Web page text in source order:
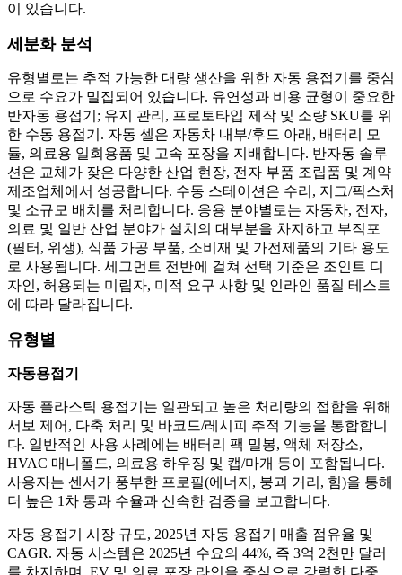
이 있습니다.
세분화 분석
유형별로는 추적 가능한 대량 생산을 위한 자동 용접기를 중심
으로 수요가 밀집되어 있습니다. 유연성과 비용 균형이 중요한
반자동 용접기; 유지 관리, 프로토타입 제작 및 소량 SKU를 위
한 수동 용접기. 자동 셀은 자동차 내부/후드 아래, 배터리 모
듈, 의료용 일회용품 및 고속 포장을 지배합니다. 반자동 솔루
션은 교체가 잦은 다양한 산업 현장, 전자 부품 조립품 및 계약
제조업체에서 성공합니다. 수동 스테이션은 수리, 지그/픽스처
및 소규모 배치를 처리합니다. 응용 분야별로는 자동차, 전자,
의료 및 일반 산업 분야가 설치의 대부분을 차지하고 부직포
(필터, 위생), 식품 가공 부품, 소비재 및 가전제품의 기타 용도
로 사용됩니다. 세그먼트 전반에 걸쳐 선택 기준은 조인트 디
자인, 허용되는 미립자, 미적 요구 사항 및 인라인 품질 테스트
에 따라 달라집니다.
유형별
자동용접기
자동 플라스틱 용접기는 일관되고 높은 처리량의 접합을 위해
서보 제어, 다축 처리 및 바코드/레시피 추적 기능을 통합합니
다. 일반적인 사용 사례에는 배터리 팩 밀봉, 액체 저장소,
HVAC 매니폴드, 의료용 하우징 및 캡/마개 등이 포함됩니다.
사용자는 센서가 풍부한 프로필(에너지, 붕괴 거리, 힘)을 통해
더 높은 1차 통과 수율과 신속한 검증을 보고합니다.
자동 용접기 시장 규모, 2025년 자동 용접기 매출 점유율 및
CAGR. 자동 시스템은 2025년 수요의 44%, 즉 3억 2천만 달러